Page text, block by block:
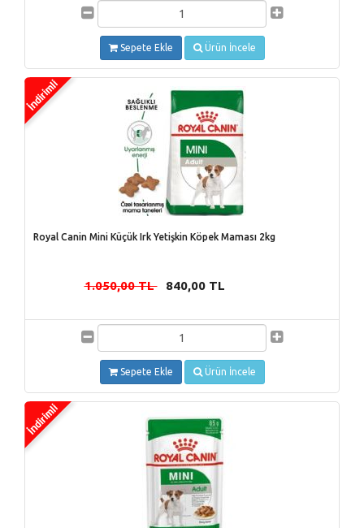
Sepete Ekle Ürün İncele
Royal Canin Mini Küçük Irk Yetişkin Köpek Maması 2kg
1.050,00 TL- 840,00 TL
Sepete Ekle Ürün İncele